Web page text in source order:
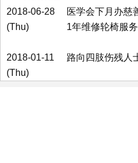
2018-06-28
(Thu)
医学会下月办慈
1年维修轮椅服务
2018-01-11
(Thu)
路向四肢伤残人